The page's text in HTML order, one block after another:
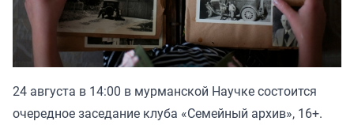
24 августа в 14:00 в мурманской Научке состоится
очередное заседание клуба «Семейный архив», 16+.